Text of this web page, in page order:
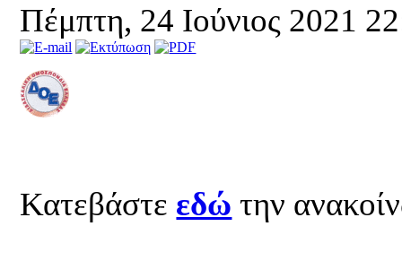
Πέμπτη, 24 Ιούνιος 2021
Κατεβάστε εδώ την